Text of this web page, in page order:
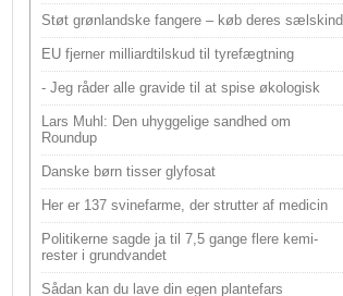
Støt grønlandske fangere – køb deres sælskind
EU fjerner milliardtilskud til tyrefægtning
- Jeg råder alle gravide til at spise økologisk
Lars Muhl: Den uhyggelige sandhed om
Roundup
Danske børn tisser glyfosat
Her er 137 svinefarme, der strutter af medicin
Politikerne sagde ja til 7,5 gange flere kemi-
rester i grundvandet
Sådan kan du lave din egen plantefars